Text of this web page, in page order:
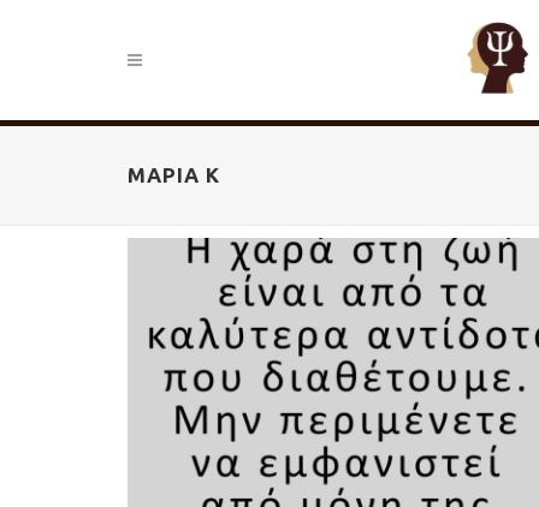
ΜΑΡΙΑ Κ